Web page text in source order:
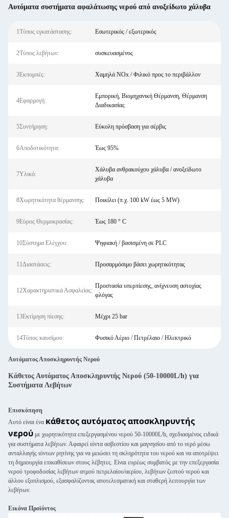
Αυτόματα συστήματα αφαλάτωσης νερού από ανοξείδωτο χάλυβα
1Τύπος εγκατάστασης: Εσωτερικός / εξωτερικός
2Τύπος λεβήτων: συσκευασμένος
3Εκπομπές: Χαμηλά NOx / Φιλικό προς το περιβάλλον
4Εφαρμογή:
Εμπορική, Βιομηχανική Θέρμανση, Θέρμανση
Διαδικασίας
5Συντήρηση: Εύκολη πρόσβαση για σέρβις
6Αποδοτικότητα: Έως 95%
7Υλικό:
Χάλυβα ανθρακούχου χάλυβα / ανοξείδωτο
χάλυβα
8Χωρητικότητα θέρμανσης: Ποικίλει (π.χ. 100 kW έως 5 MW)
9Εύρος Θερμοκρασίας: Έως 180 ° C
10Σύστημα Ελέγχου: Ψηφιακή / βασισμένη σε PLC
11Διαστάσεις: Προσαρμόσιμο βάσει χωρητικότητας
12Χαρακτηριστικά Ασφαλείας:
Προστασία υπερπίεσης, ανίχνευση αστοχίας
φλόγας
13Εκτίμηση πίεσης: Μέχρι 25 bar
14Τύπος καυσίμου: Φυσικό Αέριο / Πετρέλαιο / Ηλεκτρικό
Αυτόματος Αποσκληρυντής Νερού
Κάθετος Αυτόματος Αποσκληρυντής Νερού (50-10000L/h) για
Συστήματα Λεβήτων
Επισκόπηση
Αυτό είναι ένα κάθετος αυτόματος αποσκληρυντής
νερού με χωρητικότητα επεξεργασμένου νερού 50-10000L/h, σχεδιασμένος ειδικά
για συστήματα λεβήτων. Αφαιρεί ιόντα ασβεστίου και μαγνησίου από το νερό μέσω
ανταλλαγής ιόντων ρητίνης για να μειώσει τη σκληρότητα του νερού και να αποτρέψει
τη δημιουργία επικαθίσεων στους λέβητες. Είναι ευρέως συμβατός με την επεξεργασία
νερού τροφοδοσίας λεβήτων ατμού πετρελαίου/αερίου, λεβήτων ζεστού νερού και
άλλου εξοπλισμού, εξασφαλίζοντας αποτελεσματική και σταθερή λειτουργία των
λεβήτων.
Εικόνα Προϊόντος